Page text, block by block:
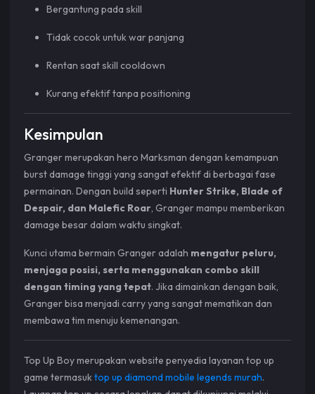
Bergantung pada skill
Tidak cocok untuk war panjang
Rentan saat skill cooldown
Kurang efektif tanpa positioning
Kesimpulan
Granger merupakan hero Marksman dengan kemampuan
burst damage tinggi yang sangat efektif di berbagai fase
permainan. Dengan build seperti Hunter Strike, Blade of
Despair, dan Malefic Roar, Granger mampu memberikan
damage besar dalam waktu singkat.
Kunci utama bermain Granger adalah mengatur peluru,
menjaga posisi, serta menggunakan combo skill
dengan timing yang tepat. Jika dimainkan dengan baik,
Granger bisa menjadi carry yang sangat mematikan dan
membawa tim menuju kemenangan.
Top Up Boy merupakan website penyedia layanan top up
game termasuktop up diamond mobile legends murah.